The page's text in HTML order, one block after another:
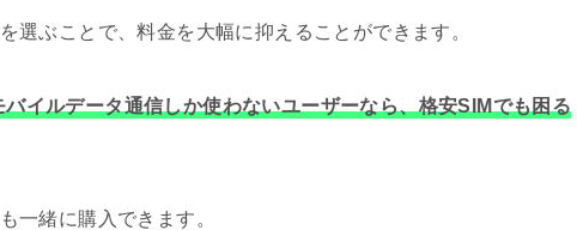
選ぶことで、料金を大幅に抑えることができます。
イルデータ通信しか使わないユーザーなら、格安SIMでも困る
一緒に購入できます。